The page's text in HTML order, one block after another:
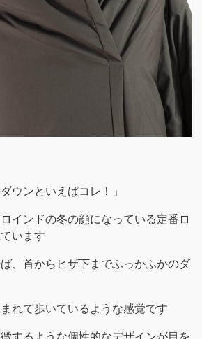
ウンといえばコレ！」
インドの冬の顔になっている定番ロ
います
、首からヒザ下までふっかふかのダ
れて歩いているような感覚です
するような個性的なデザインが目を